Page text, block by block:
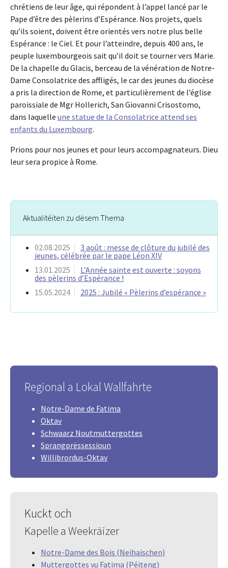
chrétiens de leur âge, qui répondent à l’appel lancé par le
Pape d’être des pèlerins d’Espérance. Nos projets, quels
qu’ils soient, doivent être orientés vers notre plus belle
Espérance : le Ciel. Et pour l’atteindre, depuis 400 ans, le
peuple luxembourgeois sait qu’il doit se tourner vers Marie.
De la chapelle du Glacis, berceau de la vénération de Notre-
Dame Consolatrice des affligés, le car des jeunes du diocèse
a pris la direction de Rome, et particulièrement de l’église
paroissiale de Mgr Hollerich, San Giovanni Crisostomo,
dans laquelle une statue de la Consolatrice attend ses
enfants du Luxembourg.
Prions pour nos jeunes et pour leurs accompagnateurs. Dieu
leur sera propice à Rome.
Aktualitéiten zu dësem Thema
02.08.2025
3 août : messe de clôture du jubilé des
jeunes, célébrée par le pape Léon XIV
13.01.2025
L’Année sainte est ouverte : soyons
des pèlerins d’Espérance !
15.05.2024
2025 : Jubilé « Pèlerins d’espérance »
Regional a Lokal Wallfahrte
Notre-Dame de Fatima
Oktav
Schwaarz Noutmuttergottes
Sprangprëssessioun
Willibrordus-Oktav
Kuckt och
Kapelle a Weekräizer
Notre-Dame des Bois (Neihaischen)
Muttergottes vu Fatima (Péiteng)